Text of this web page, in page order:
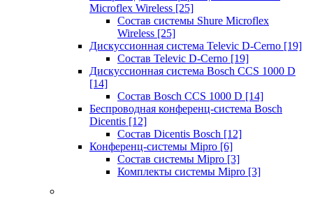
Microflex Wireless [25]
Состав системы Shure Microflex
Wireless [25]
Дискуссионная система Televic D-Cerno [19]
Состав Televic D-Cerno [19]
Дискуссионная система Bosch CCS 1000 D
[14]
Состав Bosch CCS 1000 D [14]
Беспроводная конференц-система Bosch
Dicentis [12]
Состав Dicentis Bosch [12]
Конференц-системы Mipro [6]
Состав системы Mipro [3]
Комплекты системы Mipro [3]